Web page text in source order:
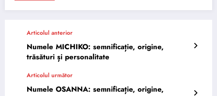
Articolul anterior
Numele MICHIKO: semnificație, origine,
trăsături și personalitate
Articolul următor
Numele OSANNA: semnificație, origine,